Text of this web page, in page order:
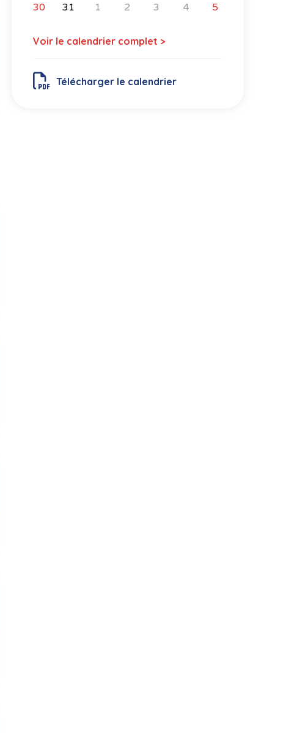
30 31 1 2 3 4 5
Voir le calendrier complet >
Télécharger le calendrier